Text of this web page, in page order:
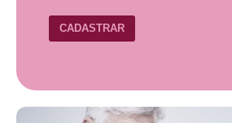
CADASTRAR